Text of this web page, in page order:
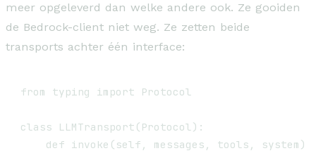
meer opgeleverd dan welke andere ook. Ze gooiden
de Bedrock-client niet weg. Ze zetten beide
transports achter één interface:
from typing import Protocol
class LLMTransport(Protocol):
def invoke(self, messages, tools, system)